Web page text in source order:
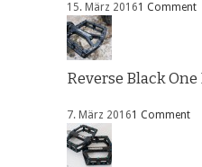
15. März 20161 Comment
Reverse Black
7. März 20161 Comment